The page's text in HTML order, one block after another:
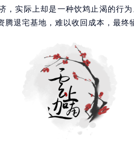
，实际上却是一种饮鸩止渴的行
退宅基地，难以收回成本，最终